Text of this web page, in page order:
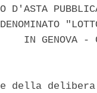
D'ASTA
IN GENOVA
della